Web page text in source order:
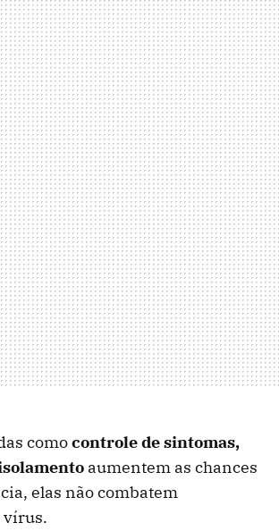
comocontrole de sintomas,
aumentem as chances
elas não combatem
vírus.